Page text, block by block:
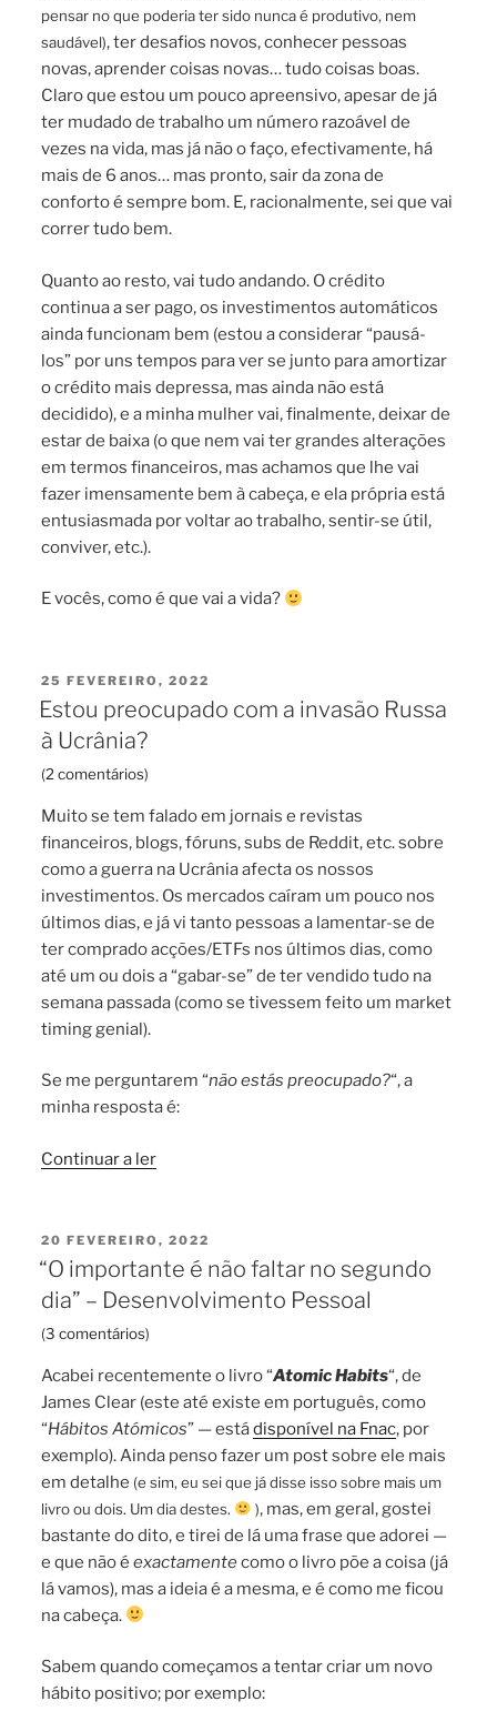
pensar no que poderia ter sido nunca é produtivo, nem
saudável), ter desafios novos, conhecer pessoas
novas, aprender coisas novas… tudo coisas boas.
Claro que estou um pouco apreensivo, apesar de já
ter mudado de trabalho um número razoável de
vezes na vida, mas já não o faço, efectivamente, há
mais de 6 anos… mas pronto, sair da zona de
conforto é sempre bom. E, racionalmente, sei que vai
correr tudo bem.
Quanto ao resto, vai tudo andando. O crédito
continua a ser pago, os investimentos automáticos
ainda funcionam bem (estou a considerar “pausá-
los” por uns tempos para ver se junto para amortizar
o crédito mais depressa, mas ainda não está
decidido), e a minha mulher vai, finalmente, deixar de
estar de baixa (o que nem vai ter grandes alterações
em termos financeiros, mas achamos que lhe vai
fazer imensamente bem à cabeça, e ela própria está
entusiasmada por voltar ao trabalho, sentir-se útil,
conviver, etc.).
E vocês, como é que vai a vida?
PUBLICADO
EM
25 FEVEREIRO, 2022
Estou preocupado com a invasão Russa
à Ucrânia?
(2 comentários)
Muito se tem falado em jornais e revistas
financeiros, blogs, fóruns, subs de Reddit, etc. sobre
como a guerra na Ucrânia afecta os nossos
investimentos. Os mercados caíram um pouco nos
últimos dias, e já vi tanto pessoas a lamentar-se de
ter comprado acções/ETFs nos últimos dias, como
até um ou dois a “gabar-se” de ter vendido tudo na
semana passada (como se tivessem feito um market
timing genial).
Se me perguntarem “não estás preocupado?“, a
minha resposta é:
Continuar a ler“Estou
invasão
Russa
PUBLICADO
EM
20 FEVEREIRO, 2022
“O importante é não faltar no segundo
dia” – Desenvolvimento Pessoal
(3 comentários)
Acabei recentemente o livro “Atomic Habits“, de
James Clear (este até existe em português, como
“Hábitos Atómicos” — estádisponível na Fnac, por
exemplo). Ainda penso fazer um post sobre ele mais
em detalhe (e sim, eu sei que já disse isso sobre mais um
livro ou dois. Um dia destes.
), mas, em geral, gostei
bastante do dito, e tirei de lá uma frase que adorei —
e que não éexactamentecomo o livro põe a coisa (já
lá vamos), mas a ideia é a mesma, e é como me ficou
na cabeça.
Sabem quando começamos a tentar criar um novo
hábito positivo; por exemplo: